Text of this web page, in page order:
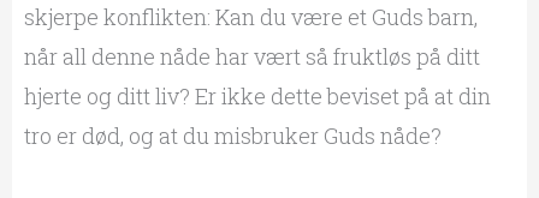
skjerpe konflikten: Kan du være et Guds barn,
når all denne nåde har vært så fruktløs på ditt
hjerte og ditt liv? Er ikke dette beviset på at din
tro er død, og at du misbruker Guds nåde?